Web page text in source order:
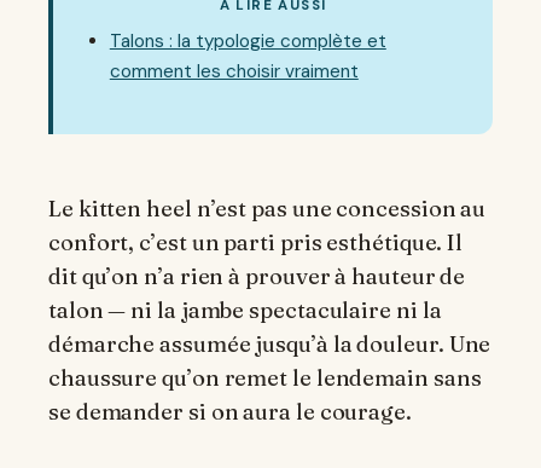
À LIRE AUSSI
Talons : la typologie complète et
comment les choisir vraiment
Le kitten heel n’est pas une concession au
confort, c’est un parti pris esthétique. Il
dit qu’on n’a rien à prouver à hauteur de
talon — ni la jambe spectaculaire ni la
démarche assumée jusqu’à la douleur. Une
chaussure qu’on remet le lendemain sans
se demander si on aura le courage.